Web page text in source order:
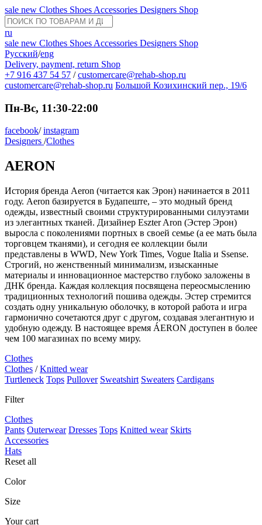
sale new Clothes Shoes Accessories Designers Shop
ru
sale new Clothes Shoes Accessories Designers Shop
Русский/eng
Delivery, payment, return Shop
+7 916 437 54 57 / customercare@rehab-shop.ru
customercare@rehab-shop.ru Большой Козихинский пер., 19/6
Пн-Вс, 11:30-22:00
facebook/instagram
Designers /Clothes
AERON
История бренда Aeron (читается как Эрон) начинается в 2011
году. Aeron базируется в Будапеште, – это модный бренд
одежды, известный своими структурированными силуэтами
из элегантных тканей. Дизайнер Eszter Aron (Эстер Эрон)
выросла с поколениями портных в своей семье (а ее мать была
торговцем тканями), и сегодня ее коллекции были
представлены в WWD, New York Times, Vogue Italia и Ssense.
Строгий, но женственный минимализм, изысканные
материалы и инновационное мастерство глубоко заложены в
ДНК бренда. Каждая коллекция посвящена переосмыслению
традиционных технологий пошива одежды. Эстер стремится
создать одну уникальную оболочку, в которой работа и игра
гармонично сочетаются друг с другом, создавая элегантную и
удобную одежду. В настоящее время ÁERON доступен в более
чем 100 магазинах по всему миру.
Clothes
Clothes / Knitted wear
Turtleneck Tops Pullover Sweatshirt Sweaters Cardigans
Filter
Clothes
Pants Outerwear Dresses Tops Knitted wear Skirts
Accessories
Hats
Reset all
Color
Size
Your cart